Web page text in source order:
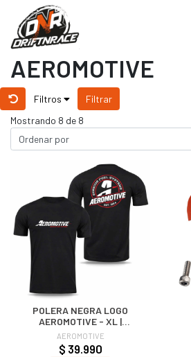
AEROMOTIVE
Filtros
Filtrar
Mostrando 8 de 8
POLERA NEGRA LOGO
AEROMOTIVE - XL |
AEROMOTIVE
AEROMOTIVE
$ 39.990